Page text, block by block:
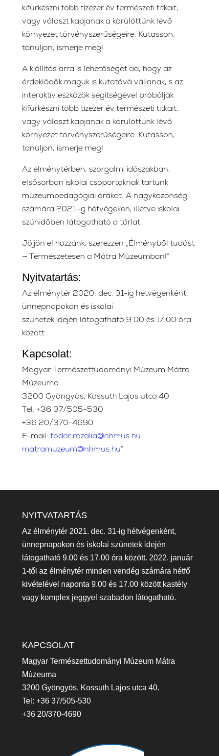
kifürkészni több tízezer év természeti titkait,
vagy választ kapjanak a körülöttünk lévő
környezet törvényszerűségeire. Kutasson,
tanuljon, ismerje meg!
A kiállítás arra is lehetőséget ad, hogy az
érdeklődők maguk is kutatóvá váljanak, s az
interaktív eszközök segítségével próbálják
kifürkészni több tízezer év természeti titkait,
vagy választ kapjanak a körülöttünk lévő
környezet törvényszerűségeire. Kutasson,
tanuljon, ismerje meg!
Az élménytérben, szorgalmi időszakban,
elsősorban iskolai csoportoknak tartunk
múzeumpedagógiai órákat. A nagyközönség
számára 2021-ig hétvégeken, illetve iskolai
szünidőben látogatható a tárlat.
Jöjjön el hozzánk, szerezzen „Élményből tudást
— Természetesen a Mátra Múzeumban!”
Nyitvatartás:
Az élménytér 2020. dec. 31-ig hétvégenként,
ünnepnapokon és iskolai
szünetek idején látogatható 9.00 és 17.00 óra
között.
Kapcsolat:
Magyar Természettudományi Múzeum Mátra
Múzeuma
3200 Gyöngyös, Kossuth Lajos utca 40.
Tel: +36 37/505-530
+36 20/370-4690
E-mail: fodor.rozalia@nhmus.hu
matramuzeum@nhmus.hu”
NYITVATARTÁS
Az élménytér 2021. dec. 31-ig hétvégenként,
ünnepnapokon és iskolai szünetek idején
látogatható 9.00 és 17.00 óra között. 2022. január
1-től az élménytér minden vendég számára hétfő
kivételével naponta 9.00 és 17.00 között kastély
vagy komplex jeggyel szabadon látogatható.
KAPCSOLAT
Magyar Természettudományi Múzeum Mátra
Múzeuma
3200 Gyöngyös, Kossuth Lajos utca 40.
Tel: +36 37/505-530
+36 20/370-4690